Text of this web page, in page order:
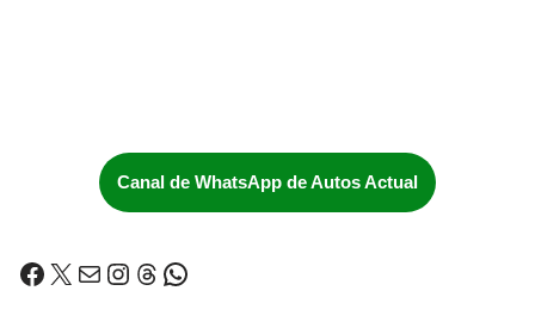
Canal de WhatsApp de Autos Actual